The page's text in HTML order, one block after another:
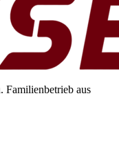
Familienbetrieb aus